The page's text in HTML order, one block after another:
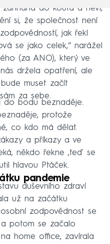
do kouta a neví,
si, že společnost není
jak řekl
se jako celek,“ narážel
(za ANO), který ve
držela opatření, ale
muset začít
za sebe.
do bodu beznaděje.
protože
co kdo má dělat.
a příkazy a ve
někdo řekne ‚teď se
hlavou Ptáček.
pandemie
duševního zdraví
už na začátku
zodpovědnost se
potom se začalo
home office, zavírala